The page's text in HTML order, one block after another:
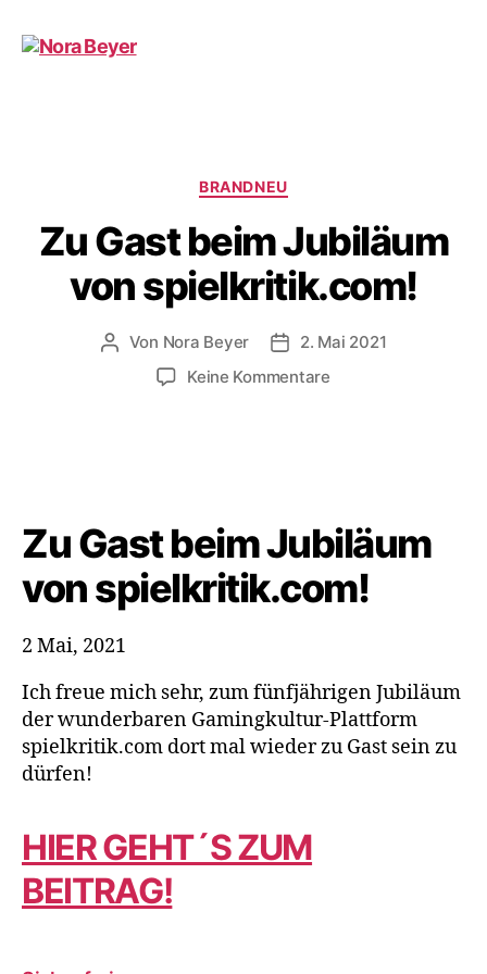
Kategorien
BRANDNEU
Zu Gast beim Jubiläum
von spielkritik.com!
Beitragsautor
Von Nora Beyer Beitragsdatum
2. Mai 2021
Keine Kommentarezu
Zu Gast beim Jubiläum
von spielkritik.com!
2 Mai, 2021
Ich freue mich sehr, zum fünfjährigen Jubiläum
der wunderbaren Gamingkultur-Plattform
spielkritik.com dort mal wieder zu Gast sein zu
dürfen!
HIER GEHT´S ZUM
BEITRAG!